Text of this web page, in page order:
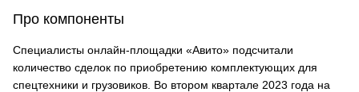
Про компоненты
Специалисты онлайн-площадки «Авито» подсчитали
количество сделок по приобретению комплектующих для
спецтехники и грузовиков. Во втором квартале 2023 года на